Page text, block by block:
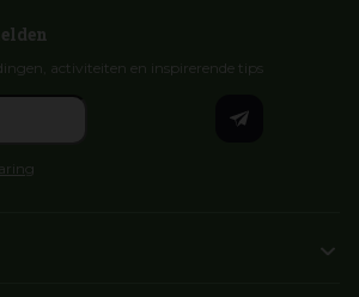
activiteiten en inspirerende tips